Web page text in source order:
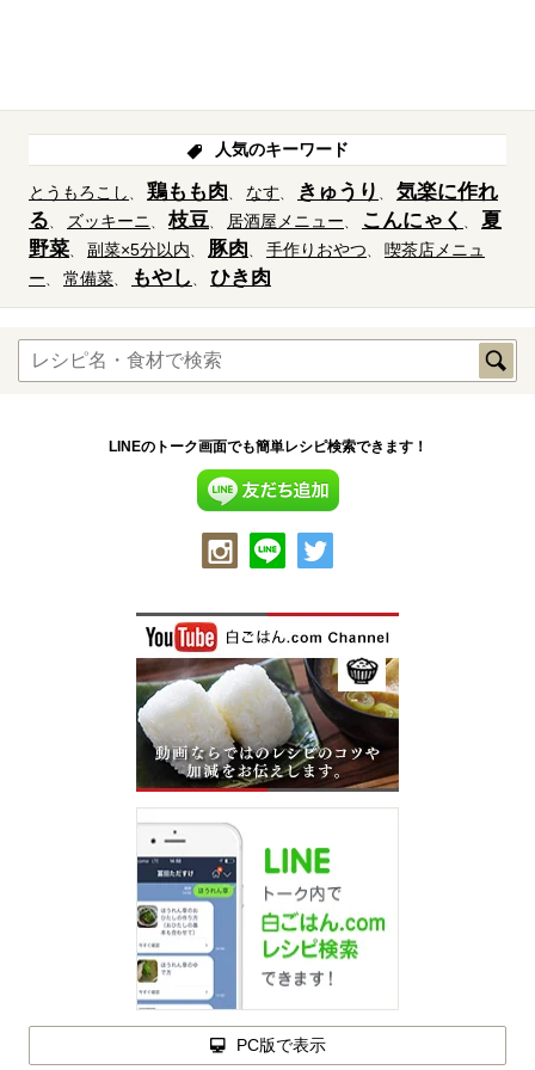
人気のキーワード
とうもろこし 鶏もも肉 なす きゅうり
気楽に作れ
る
ズッキーニ 枝豆 居酒屋メニュー こんにゃく
夏
野菜
副菜×5分以内 豚肉 手作りおやつ
喫茶店メニュ
ー
常備菜 もやし ひき肉
LINEのトーク画面でも簡単レシピ検索できます！
PC版で表示